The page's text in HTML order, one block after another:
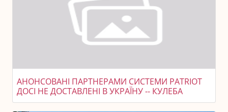
АНОНСОВАНІ ПАРТНЕРАМИ СИСТЕМИ PATRIOT
ДОСІ НЕ ДОСТАВЛЕНІ В УКРАЇНУ -- КУЛЕБА